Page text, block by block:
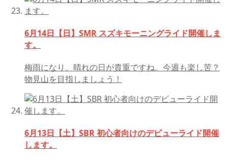
6月14日【日】SMR スズキモーニングライド開催しま
す。
梅雨になり、晴れの日が貴重ですね。今週も楽し苦？
物見山を目指しましょう！
6月13日【土】SBR 初心者向けのデビューライド開催
します。